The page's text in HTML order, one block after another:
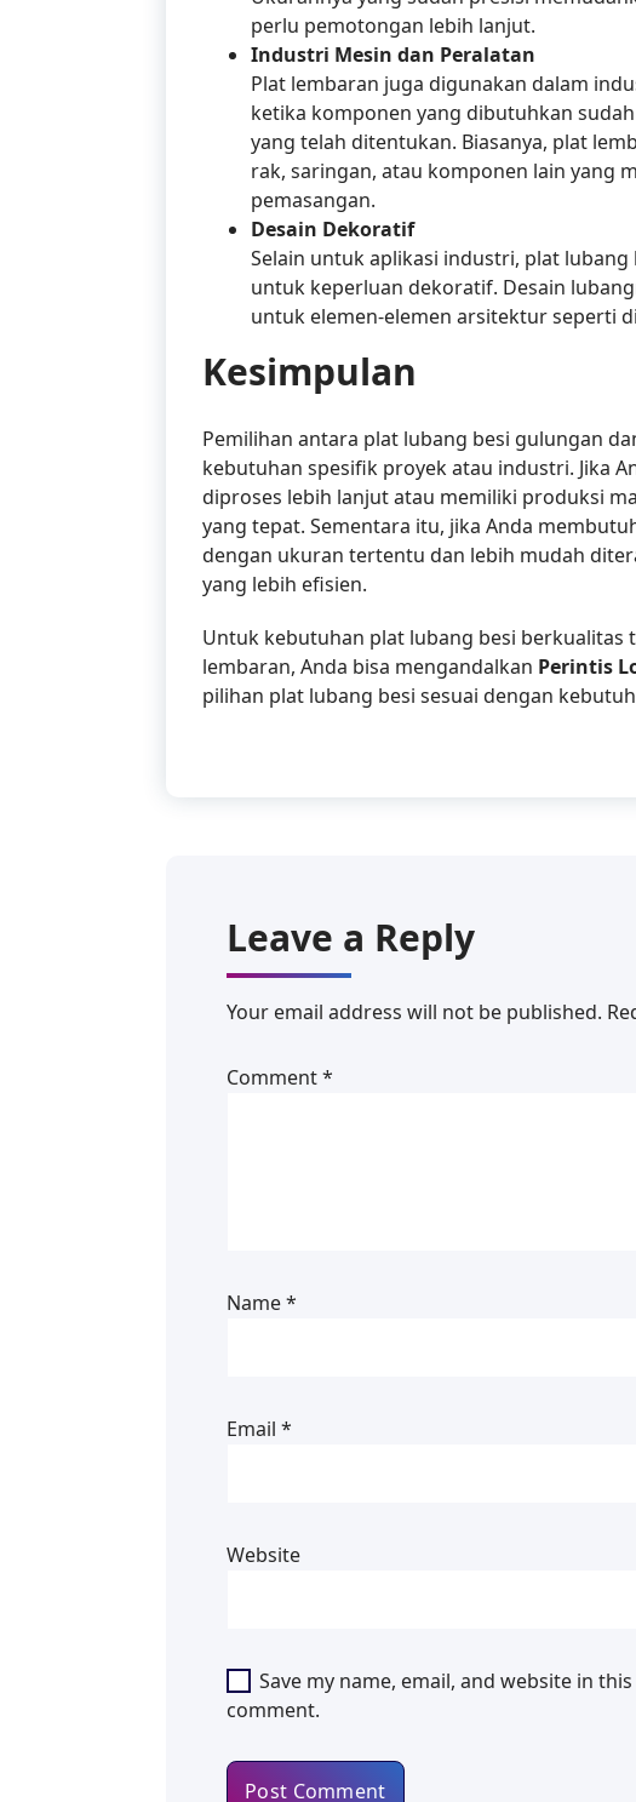
perlu pemotongan lebih lanjut.
Industri Mesin dan Peralatan
Plat lembaran juga digunakan dalam
ketika komponen yang dibutuhkan
yang telah ditentukan. Biasanya, plat
rak, saringan, atau komponen lain yang
pemasangan.
Desain Dekoratif
Selain untuk aplikasi industri, plat
untuk keperluan dekoratif. Desain
untuk elemen-elemen arsitektur seperti
Kesimpulan
Pemilihan antara plat lubang besi gulungan
kebutuhan spesifik proyek atau industri. Jika
diproses lebih lanjut atau memiliki produksi
yang tepat. Sementara itu, jika Anda
dengan ukuran tertentu dan lebih mudah
yang lebih efisien.
Untuk kebutuhan plat lubang besi berkualitas
lembaran, Anda bisa mengandalkan Perintis
pilihan plat lubang besi sesuai dengan
Leave a Reply
Your email address will not be published.
Comment*
Name*
Email *
Website
Save my name, email, and website in
comment.